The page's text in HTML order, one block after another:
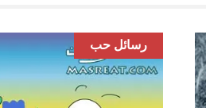
رسائل حب